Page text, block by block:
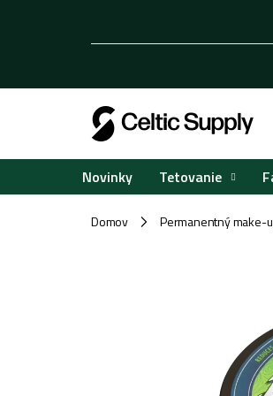
Novinky Tetovanie
Domov / Permanentný make-